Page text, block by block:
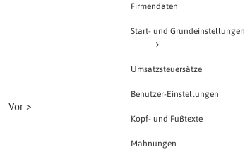
Vor >
Firmendaten
Start- und Grundeinstellungen
Umsatzsteuersätze
Benutzer-Einstellungen
Kopf- und Fußtexte
Mahnungen